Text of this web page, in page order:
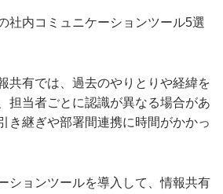
社内コミュニケーションツール5選
共有では、過去のやりとりや経緯を
担当者ごとに認識が異なる場合があ
き継ぎや部署間連携に時間がかかっ
ションツールを導入して、情報共有